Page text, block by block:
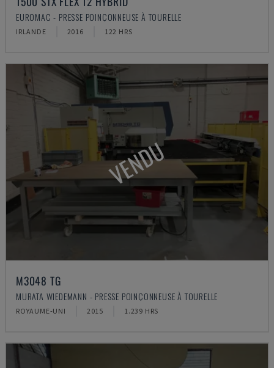
EUROMAC - PRESSE POINÇONNEUSE À TOURELLE
IRLANDE 2016 122 HRS
VENDU
M3048 TG
MURATA WIEDEMANN - PRESSE POINÇONNEUSE À TOURELLE
ROYAUME-UNI 2015 1.239 HRS